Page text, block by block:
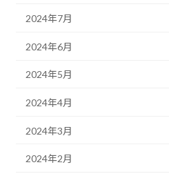
2024年7月
2024年6月
2024年5月
2024年4月
2024年3月
2024年2月